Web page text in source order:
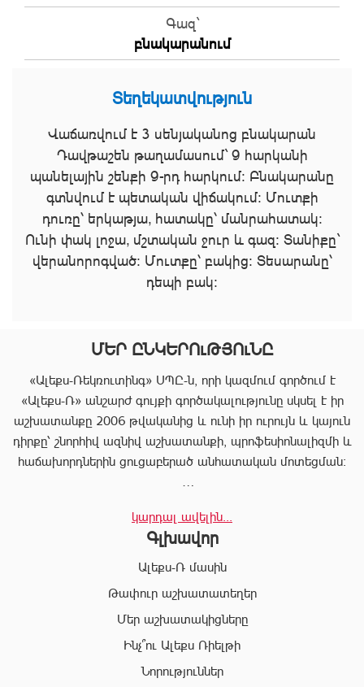
Գազ`
բնակարանում
Տեղեկատվություն
Վաճառվում է 3 սենյականոց բնակարան
Դավթաշեն թաղամասում` 9 հարկանի
պանելային շենքի 9-րդ հարկում: Բնակարանը
գտնվում է պետական վիճակում: Մուտքի
դուռը՝ երկաթյա, հատակը՝ մանրահատակ:
Ունի փակ լոջա, մշտական ջուր և գազ: Տանիքը`
վերանորոգված: Մուտքը՝ բակից: Տեսարանը՝
դեպի բակ:
ՄԵՐ ԸՆԿԵՐՈւԹՅՈւՆԸ
«Ալեքս-Ռեկռուտինգ» ՍՊԸ-ն, որի կազմում գործում է
«Ալեքս-Ռ» անշարժ գույքի գործակալությունը սկսել է իր
աշխատանքը 2006 թվականից և ունի իր ուրույն և կայուն
դիրքը՝ շնորհիվ ազնիվ աշխատանքի, պրոֆեսիոնալիզմի և
հաճախորդներին ցուցաբերած անհատական մոտեցման:
ամբողջական փաթեթ, որը թույլ է տալիս հաճախորդին
արագ իրագործել ցանկացած գործարք անշարժ գույքի
ոլորտում:
շնորհիվ՝ «Ալեքս-Ռ» ընկերության պրոֆեսիոնալ
անձնակազմը Ձեզ կօգնի իրականացնել շահավետ
գործարքներ՝ ապահովելով գործարքի գաղտնիությունը, և
զերծ մնալ գործարքի ընթացքում բարձր ռիսկերից՝
կարդալ ավելին...
Գլխավոր
Ալեքս-Ռ մասին
Թափուր աշխատատեղեր
Մեր աշխատակիցները
Ինչ՞ու Ալեքս Ռիելթի
Նորություններ